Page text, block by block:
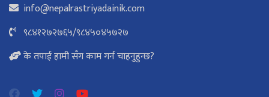
info@nepalrastriyadainik.com
९८४१२७२७६५/९८४५०४५७२७
के तपाई हामी सँग काम गर्न चाहनुहुन्छ?